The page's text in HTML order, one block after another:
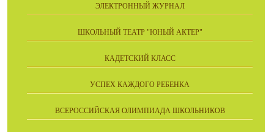
ЭЛЕКТРОННЫЙ ЖУРНАЛ
ШКОЛЬНЫЙ ТЕАТР "ЮНЫЙ АКТЕР"
КАДЕТСКИЙ КЛАСС
УСПЕХ КАЖДОГО РЕБЕНКА
ВСЕРОССИЙСКАЯ ОЛИМПИАДА ШКОЛЬНИКОВ